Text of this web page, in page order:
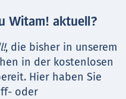
Witam! aktuell?
, die bisher in unserem
in der kostenlosen
Hier haben Sie
oder